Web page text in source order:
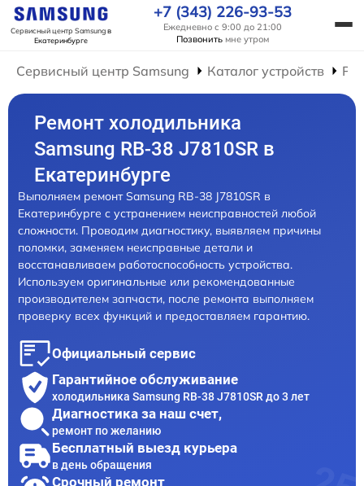
Сервисный центр Samsungв
Екатеринбурге
+7 (343) 226-93-53
Ежедневно с 9:00 до 21:00
Позвонить мне утром
Сервисный центр Samsung Каталог устройств
Ремонт холодильника
Samsung RB-38 J7810SR в
Екатеринбурге
Выполняем ремонт Samsung RB-38 J7810SR в
Екатеринбурге с устранением неисправностей любой
сложности. Проводим диагностику, выявляем причины
поломки, заменяем неисправные детали и
восстанавливаем работоспособность устройства.
Используем оригинальные или рекомендованные
производителем запчасти, после ремонта выполняем
проверку всех функций и предоставляем гарантию.
Официальный сервис
Гарантийное обслуживание
холодильника Samsung RB-38 J7810SR до 3 лет
Диагностика за наш счет,
ремонт по желанию
Бесплатный выезд курьера
в день обращения
Срочный ремонт